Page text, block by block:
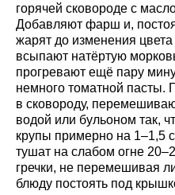
горячей сковороде с
Добавляют фарш и,
жарят до изменения цвета
всыпают натёртую
прогревают ещё пару
немного томатной пасты.
в сковороду,
водой или бульоном так,
крупы примерно на 1–1,5
тушат на слабом огне
гречки, не перемешивая
блюду постоять под